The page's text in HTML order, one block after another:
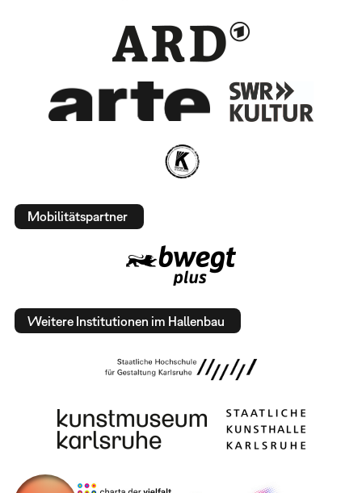
Mobilitätspartner
Weitere Institutionen im Hallenbau